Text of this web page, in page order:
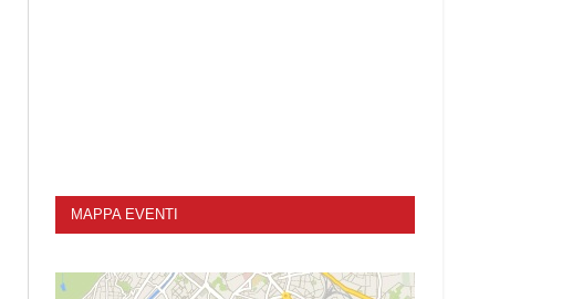
MAPPA EVENTI